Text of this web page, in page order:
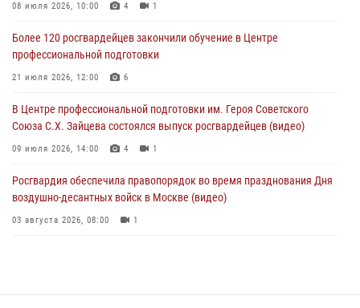
боевому самбо. (видео)
Офицер Росгвардии стал гостем прямого эфира на «Радио Москвы»
и рассказал о работе дежурных частей
08 июля 2026, 10:00 4 1
Более 120 росгвардейцев закончили обучение в Центре
профессиональной подготовки
21 июля 2026, 12:00 6
В Центре профессиональной подготовки им. Героя Советского
Союза С.Х. Зайцева состоялся выпуск росгвардейцев (видео)
09 июля 2026, 14:00 4 1
Росгвардия обеспечила правопорядок во время празднования Дня
воздушно-десантных войск в Москве (видео)
03 августа 2026, 08:00 1